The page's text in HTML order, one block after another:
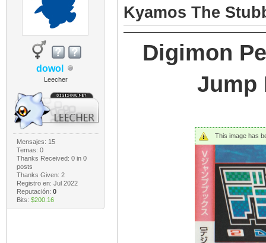
dowol
Leecher
Mensajes: 15
Temas: 0
Thanks Received: 0in 0
posts
Thanks Given: 2
Registro en: Jul 2022
Reputación: 0
Bits: $200.16
Kyamos The
Digimon
Jump
This image has